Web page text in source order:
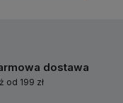
dostawa
od 199 zł